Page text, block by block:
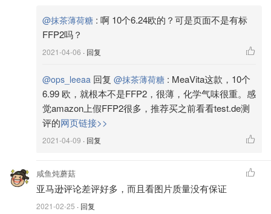
@抹茶薄荷糖 : 啊 10个6.24欧的？可是页面不是有标
FFP2吗？
2021-04-06 · 回复
@ops_leeaa 回复 @抹茶薄荷糖 : MeaVita这款，10个
6.99 欧，就根本不是FFP2，很薄，化学气味很重。感
觉amazon上假FFP2很多，推荐买之前看看test.de测
评的网页链接>>
2021-04-09 · 回复
咸鱼炖蘑菇
亚马逊评论差评好多，而且看图片质量没有保证
2021-02-25 · 回复